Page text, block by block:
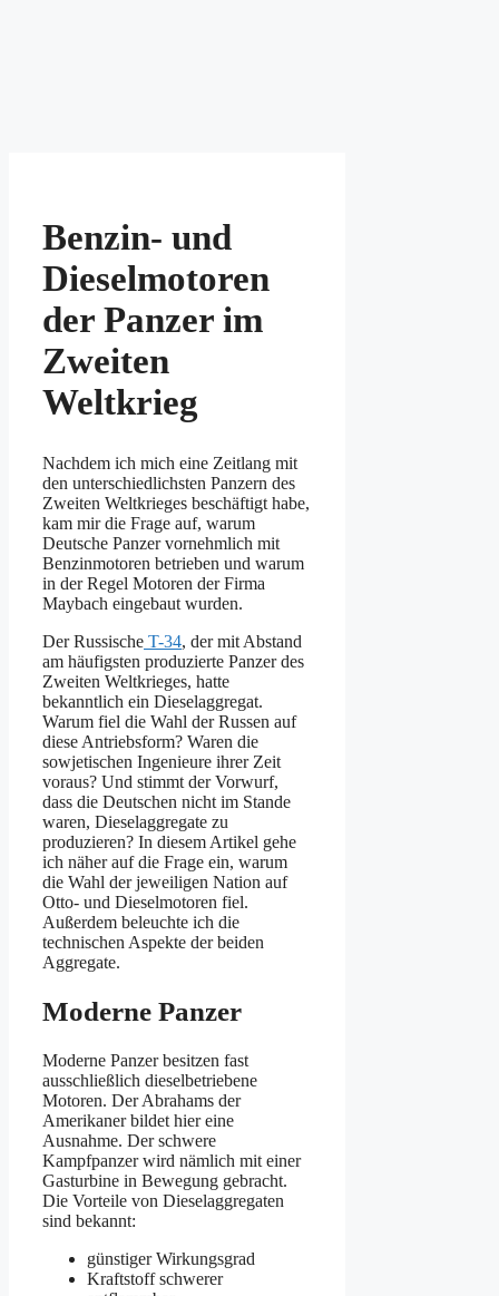
Benzin- und
Dieselmotoren
der Panzer im
Zweiten
Weltkrieg
Nachdem ich mich eine Zeitlang mit
den unterschiedlichsten Panzern des
Zweiten Weltkrieges beschäftigt habe,
kam mir die Frage auf, warum
Deutsche Panzer vornehmlich mit
Benzinmotoren betrieben und warum
in der Regel Motoren der Firma
Maybach eingebaut wurden.
Der Russische T-34, der mit Abstand
am häufigsten produzierte Panzer des
Zweiten Weltkrieges, hatte
bekanntlich ein Dieselaggregat.
Warum fiel die Wahl der Russen auf
diese Antriebsform? Waren die
sowjetischen Ingenieure ihrer Zeit
voraus? Und stimmt der Vorwurf,
dass die Deutschen nicht im Stande
waren, Dieselaggregate zu
produzieren? In diesem Artikel gehe
ich näher auf die Frage ein, warum
die Wahl der jeweiligen Nation auf
Otto- und Dieselmotoren fiel.
Außerdem beleuchte ich die
technischen Aspekte der beiden
Aggregate.
Moderne Panzer
Moderne Panzer besitzen fast
ausschließlich dieselbetriebene
Motoren. Der Abrahams der
Amerikaner bildet hier eine
Ausnahme. Der schwere
Kampfpanzer wird nämlich mit einer
Gasturbine in Bewegung gebracht.
Die Vorteile von Dieselaggregaten
sind bekannt:
günstiger Wirkungsgrad
Kraftstoff schwerer